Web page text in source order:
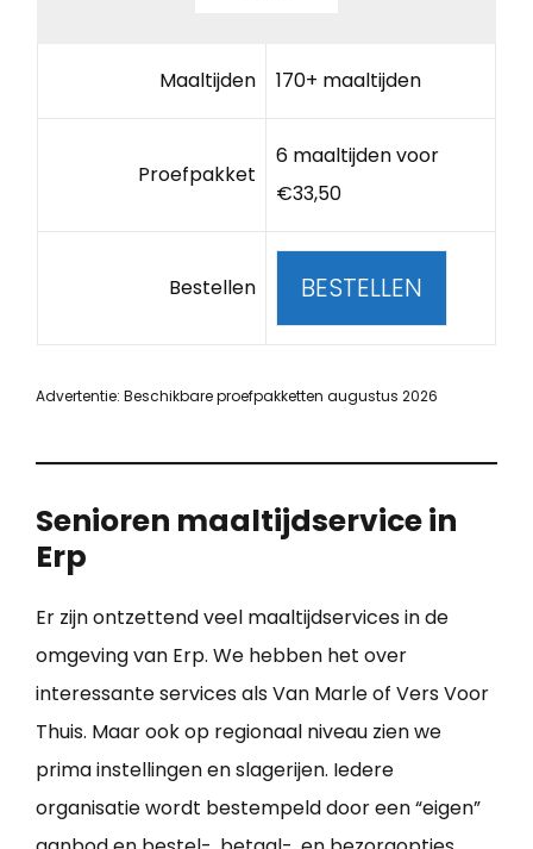
Maaltijden 170+ maaltijden
Proefpakket
6 maaltijden voor
€33,50
Bestellen BESTELLEN
Advertentie: Beschikbare proefpakketten augustus 2026
Senioren maaltijdservice in
Erp
Er zijn ontzettend veel maaltijdservices in de
omgeving van Erp. We hebben het over
interessante services als Van Marle of Vers Voor
Thuis. Maar ook op regionaal niveau zien we
prima instellingen en slagerijen. Iedere
organisatie wordt bestempeld door een “eigen”